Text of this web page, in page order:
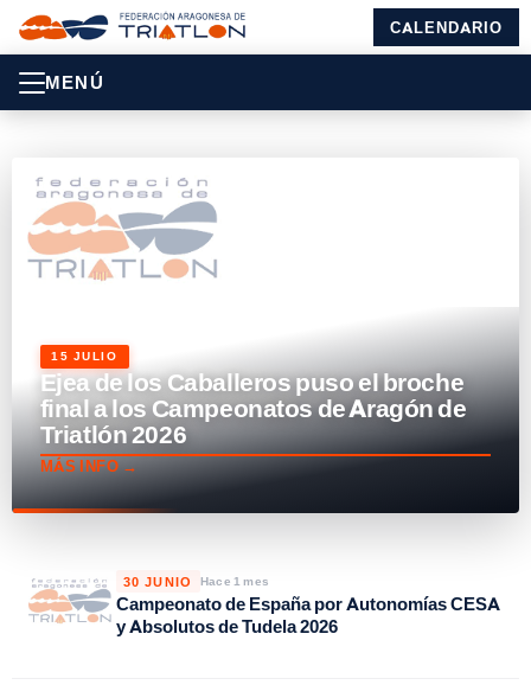
CALENDARIO
MENÚ
15 JULIO
Ejea de los Caballeros puso el broche
final a los Campeonatos de Aragón de
Triatlón 2026
MÁS INFO →
30 JUNIO Hace 1 mes
Campeonato de España por Autonomías CESA
y Absolutos de Tudela 2026